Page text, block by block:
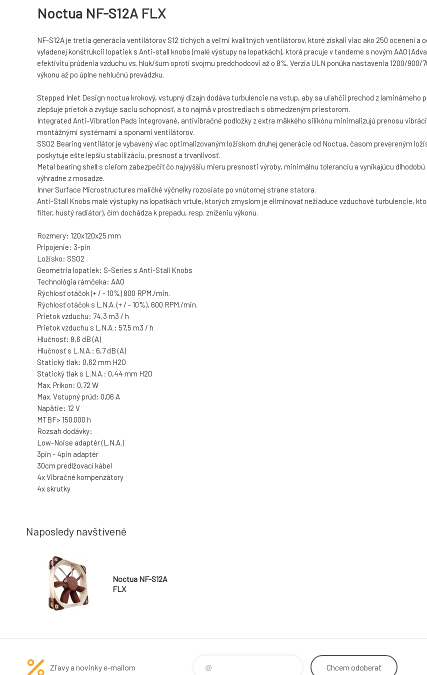
Noctua NF-S12A FLX
NF-S12A je tretia generácia ventilátorov S12 tichých a veľmi kvalitných ventilátorov, ktoré získali viac ako 250 ocenení a
vyladenej konštrukcii lopatiek s Anti-stall knobs (malé výstupy na lopatkách), ktorá pracuje v tandeme s novým AAO
efektivitu prúdenia vzduchu vs. hluk/šum oproti svojmu predchodcovi až o 8%. Verzia ULN ponúka nastavenia 1200/
výkonu až po úplne nehlučnú prevádzku.
Stepped Inlet Design noctua krokový, vstupný dizajn dodáva turbulencie na vstup, aby sa uľahčil prechod z laminárneho
zlepšuje prietok a zvyšuje saciu schopnosť, a to najmä v prostrediach s obmedzeným priestorom.
Integrated Anti-Vibration Pads integrované, antivibračné podložky z extra mäkkého silikónu minimalizujú prenosu
montážnými systémami a sponami ventilátorov.
SSO2 Bearing ventilátor je vybavený viac optimalizovaným ložiskom druhej generácie od Noctua, časom prevereným
poskytuje ešte lepšiu stabilizáciu, presnosť a trvanlivosť.
Metal bearing shell s cieľom zabezpečiť čo najvyššiu mieru presnosti výroby, minimálnu toleranciu a vynikajúcu
výhradne z mosadze.
Inner Surface Microstructures maličké výčnelky rozosiate po vnútornej strane statora.
Anti-Stall Knobs malé výstupky na lopatkách vrtule, ktorých zmyslom je eliminovať nežiaduce vzduchové turbulencie,
filter, hustý radiátor), čím dochádza k prepadu, resp. zníženiu výkonu.
Rozmery: 120x120x25 mm
Pripojenie: 3-pin
Ložisko: SSO2
Geometria lopatiek: S-Series s Anti-Stall Knobs
Technológia rámčeka: AAO
Rýchlosť otáčok (+ / - 10%) 800 RPM./min.
Rýchlosť otáčok s L.N.A. (+ / - 10%), 600 RPM./min.
Prietok vzduchu: 74,3 m3 / h
Prietok vzduchu s L.N.A.: 57,5 m3 / h
Hlučnosť: 8,6 dB (A)
Hlučnosť s L.N.A.: 6,7 dB (A)
Statický tlak: 0,62 mm H2O
Statický tlak s L.N.A.: 0,44 mm H2O
Max. Príkon: 0,72 W
Max. Vstupný prúd: 0,06 A
Napätie: 12 V
MTBF> 150.000 h
Rozsah dodávky:
Low-Noise adaptér (L.N.A.)
3pin - 4pin adaptér
30cm predlžovací kábel
4x Vibračné kompenzátory
4x skrutky
Naposledy navštívené
Noctua NF-S12A
FLX
Zľavy a novinky e-mailom Chcem odoberať